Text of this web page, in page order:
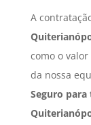
A
como o
da nossa
Seguro